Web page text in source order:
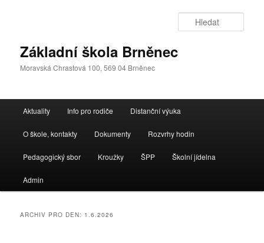
paneluZákladní škola Brněnec
Moravská Chrastová 100, 569 04 Brněnec
navigační
Aktuality Info pro rodiče Distanční výuka
O škole, kontakty Dokumenty Rozvrhy hodin
Pedagogický sbor Kroužky ŠPP Školní jídelna
Admin
ARCHIV PRO DEN: 1.6.2026